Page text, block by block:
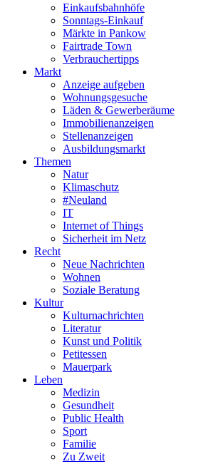
Einkaufsbahnhöfe
Sonntags-Einkauf
Märkte in Pankow
Fairtrade Town
Verbrauchertipps
Markt
Anzeige aufgeben
Wohnungsgesuche
Läden & Gewerberäume
Immobilienanzeigen
Stellenanzeigen
Ausbildungsmarkt
Themen
Natur
Klimaschutz
#Neuland
IT
Internet of Things
Sicherheit im Netz
Recht
Neue Nachrichten
Wohnen
Soziale Beratung
Kultur
Kulturnachrichten
Literatur
Kunst und Politik
Petitessen
Mauerpark
Leben
Medizin
Gesundheit
Public Health
Sport
Familie
Zu Zweit